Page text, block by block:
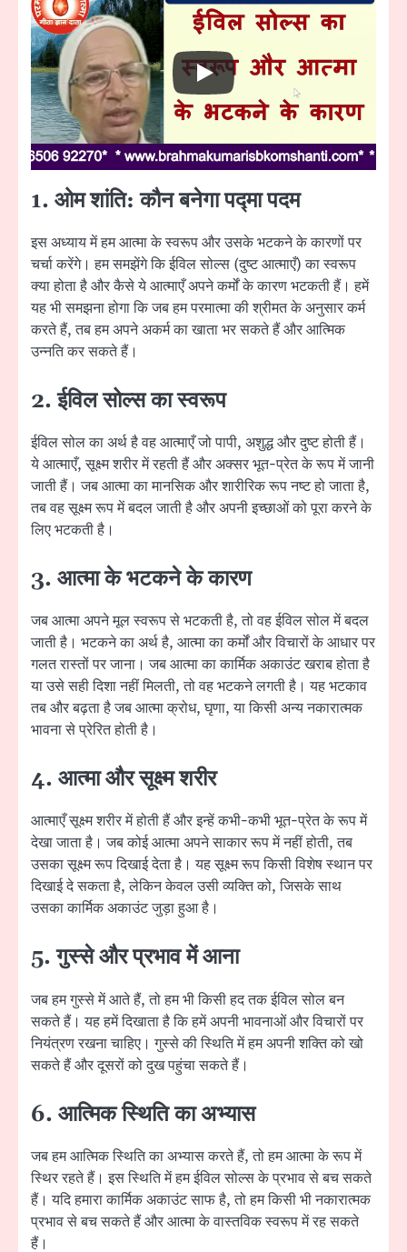
1. ओम शांति: कौन बनेगा पद्मा पदम
इस अध्याय में हम आत्मा के स्वरूप और उसके भटकने के कारणों पर
चर्चा करेंगे। हम समझेंगे कि ईविल सोल्स (दुष्ट आत्माएँ) का स्वरूप
क्या होता है और कैसे ये आत्माएँ अपने कर्मों के कारण भटकती हैं। हमें
यह भी समझना होगा कि जब हम परमात्मा की श्रीमत के अनुसार कर्म
करते हैं, तब हम अपने अकर्म का खाता भर सकते हैं और आत्मिक
उन्नति कर सकते हैं।
2. ईविल सोल्स का स्वरूप
ईविल सोल का अर्थ है वह आत्माएँ जो पापी, अशुद्ध और दुष्ट होती हैं।
ये आत्माएँ, सूक्ष्म शरीर में रहती हैं और अक्सर भूत-प्रेत के रूप में जानी
जाती हैं। जब आत्मा का मानसिक और शारीरिक रूप नष्ट हो जाता है,
तब वह सूक्ष्म रूप में बदल जाती है और अपनी इच्छाओं को पूरा करने के
लिए भटकती है।
3. आत्मा के भटकने के कारण
जब आत्मा अपने मूल स्वरूप से भटकती है, तो वह ईविल सोल में बदल
जाती है। भटकने का अर्थ है, आत्मा का कर्मों और विचारों के आधार पर
गलत रास्तों पर जाना। जब आत्मा का कार्मिक अकाउंट खराब होता है
या उसे सही दिशा नहीं मिलती, तो वह भटकने लगती है। यह भटकाव
तब और बढ़ता है जब आत्मा क्रोध, घृणा, या किसी अन्य नकारात्मक
भावना से प्रेरित होती है।
4. आत्मा और सूक्ष्म शरीर
आत्माएँ सूक्ष्म शरीर में होती हैं और इन्हें कभी-कभी भूत-प्रेत के रूप में
देखा जाता है। जब कोई आत्मा अपने साकार रूप में नहीं होती, तब
उसका सूक्ष्म रूप दिखाई देता है। यह सूक्ष्म रूप किसी विशेष स्थान पर
दिखाई दे सकता है, लेकिन केवल उसी व्यक्ति को, जिसके साथ
उसका कार्मिक अकाउंट जुड़ा हुआ है।
5. गुस्से और प्रभाव में आना
जब हम गुस्से में आते हैं, तो हम भी किसी हद तक ईविल सोल बन
सकते हैं। यह हमें दिखाता है कि हमें अपनी भावनाओं और विचारों पर
नियंत्रण रखना चाहिए। गुस्से की स्थिति में हम अपनी शक्ति को खो
सकते हैं और दूसरों को दुख पहुंचा सकते हैं।
6. आत्मिक स्थिति का अभ्यास
जब हम आत्मिक स्थिति का अभ्यास करते हैं, तो हम आत्मा के रूप में
स्थिर रहते हैं। इस स्थिति में हम ईविल सोल्स के प्रभाव से बच सकते
हैं। यदि हमारा कार्मिक अकाउंट साफ है, तो हम किसी भी नकारात्मक
प्रभाव से बच सकते हैं और आत्मा के वास्तविक स्वरूप में रह सकते
हैं।